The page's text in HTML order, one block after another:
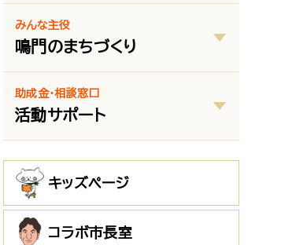
みんな主役
鳴門のまちづくり
助成金・相談窓口
活動サポート
キッズページ
コラボ市長室